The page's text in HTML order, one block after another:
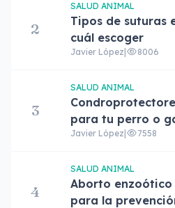
2
SALUD ANIMAL
Tipos de suturas
cuál escoger
Javier López 8006
3
SALUD ANIMAL
para tu perro o
Javier López 7558
4
SALUD ANIMAL
Aborto
para la